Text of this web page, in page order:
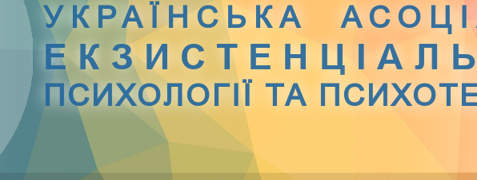
УКРАЇНСЬКА
ПСИХОЛОГІЇ ТА